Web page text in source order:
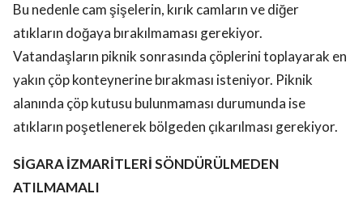
Bu nedenle cam şişelerin, kırık camların ve diğer
atıkların doğaya bırakılmaması gerekiyor.
Vatandaşların piknik sonrasında çöplerini toplayarak en
yakın çöp konteynerine bırakması isteniyor. Piknik
alanında çöp kutusu bulunmaması durumunda ise
atıkların poşetlenerek bölgeden çıkarılması gerekiyor.
SİGARA İZMARİTLERİ SÖNDÜRÜLMEDEN
ATILMAMALI